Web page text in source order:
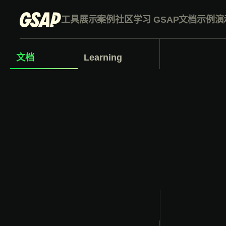
工具展示案例社区学习 GSAP文档示例演
文档 Learning